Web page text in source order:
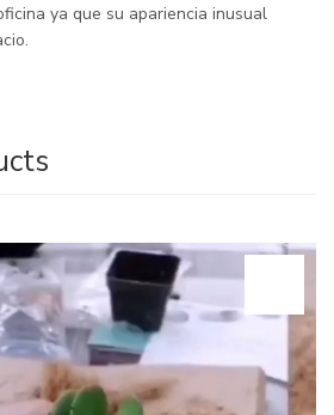
ya que su apariencia inusual